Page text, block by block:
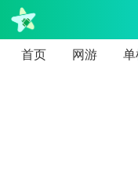
首页 网游 单